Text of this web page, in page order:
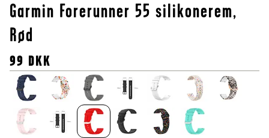
Garmin Forerunner 55 silikonerem,
Rød
99 DKK